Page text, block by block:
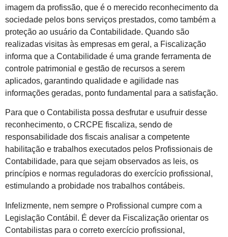
imagem da profissão, que é o merecido reconhecimento da
sociedade pelos bons serviços prestados, como também a
proteção ao usuário da Contabilidade. Quando são
realizadas visitas às empresas em geral, a Fiscalização
informa que a Contabilidade é uma grande ferramenta de
controle patrimonial e gestão de recursos a serem
aplicados, garantindo qualidade e agilidade nas
informações geradas, ponto fundamental para a satisfação.
Para que o Contabilista possa desfrutar e usufruir desse
reconhecimento, o CRCPE fiscaliza, sendo de
responsabilidade dos fiscais analisar a competente
habilitação e trabalhos executados pelos Profissionais de
Contabilidade, para que sejam observados as leis, os
princípios e normas reguladoras do exercício profissional,
estimulando a probidade nos trabalhos contábeis.
Infelizmente, nem sempre o Profissional cumpre com a
Legislação Contábil. É dever da Fiscalização orientar os
Contabilistas para o correto exercício profissional,